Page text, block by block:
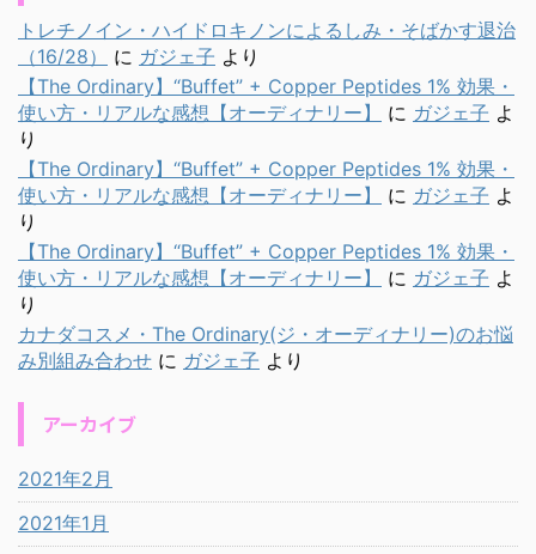
トレチノイン・ハイドロキノンによるしみ・そばかす退治
（16/28）
に ガジェ子 より
【The Ordinary】“Buffet” + Copper Peptides 1% 効果・
使い方・リアルな感想【オーディナリー】
に ガジェ子 よ
り
【The Ordinary】“Buffet” + Copper Peptides 1% 効果・
使い方・リアルな感想【オーディナリー】
に ガジェ子 よ
り
【The Ordinary】“Buffet” + Copper Peptides 1% 効果・
使い方・リアルな感想【オーディナリー】
に ガジェ子 よ
り
カナダコスメ・The Ordinary(ジ・オーディナリー)のお悩
み別組み合わせ に ガジェ子 より
アーカイブ
2021年2月
2021年1月